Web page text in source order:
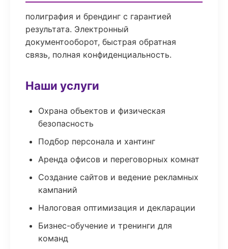
полиграфия и брендинг с гарантией
результата. Электронный
документооборот, быстрая обратная
связь, полная конфиденциальность.
Наши услуги
Охрана объектов и физическая
безопасность
Подбор персонала и хантинг
Аренда офисов и переговорных комнат
Создание сайтов и ведение рекламных
кампаний
Налоговая оптимизация и декларации
Бизнес-обучение и тренинги для
команд